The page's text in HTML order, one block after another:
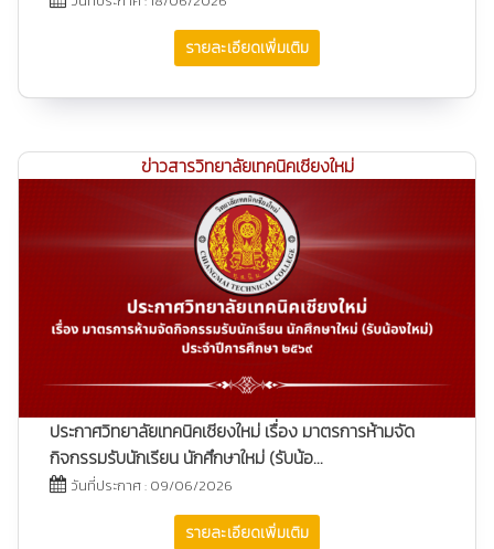
รายละเอียดเพิ่มเติม
ข่าวสารวิทยาลัยเทคนิคเชียงใหม่
ประกาศวิทยาลัยเทคนิคเชียงใหม่ เรื่อง มาตรการห้ามจัด
กิจกรรมรับนักเรียน นักศึกษาใหม่ (รับน้อ...
วันที่ประกาศ : 09/06/2026
รายละเอียดเพิ่มเติม